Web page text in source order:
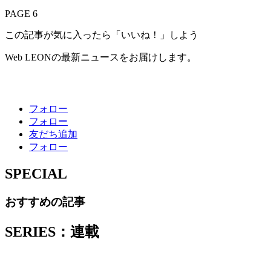
PAGE 6
この記事が気に入ったら「いいね！」しよう
Web LEONの最新ニュースをお届けします。
フォロー
フォロー
友だち追加
フォロー
SPECIAL
おすすめの記事
SERIES：連載